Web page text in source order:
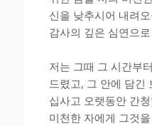
신을 낮추시어 내려
감사의 깊은 심연으
저는 그때 그 시간부
드렸고, 그 안에 담긴
십사고 오랫동안 간
미천한 자에게 그것